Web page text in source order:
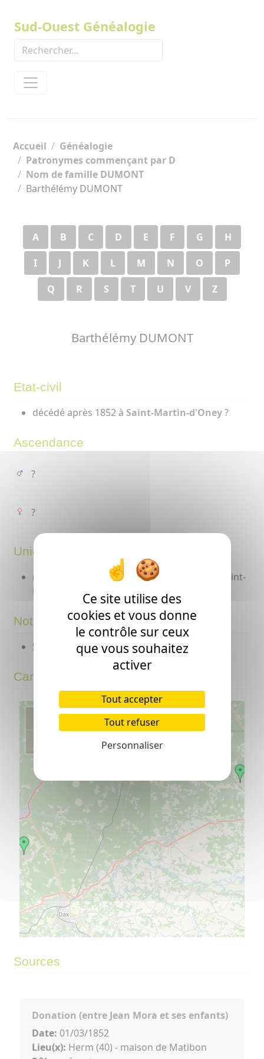
Sud-Ouest Généalogie
Accueil
Généalogie
Patronymes commençant par D
Nom de famille DUMONT
Barthélémy DUMONT
A B C D E F G
H
I
J K L M N O
P
Q
R S T U V Z
Barthélémy DUMONT
Etat-civil
décédé après 1852 à Saint-Martin-d'Oney?
Ascendance
?
?
Unions
mariage avec Jeanne DESPOUYS
( - >1852 Saint-
Martin-d'Oney ? )
Notes
Sait signer.
Carte
Sources
Donation (entre Jean Mora et ses enfants)
Date: 01/03/1852
Lieu(x): Herm (40) - maison de Matibon
Ce site utilise des
cookies et vous donne
le contrôle sur ceux
que vous souhaitez
activer
Tout accepter
Tout refuser
Personnaliser